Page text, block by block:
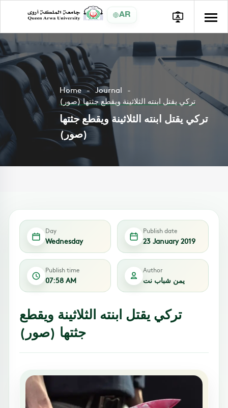
AR
Home
Journal
تركي يقتل ابنته الثلاثينة ويقطع جثتها (صور)
تركي يقتل ابنته الثلاثينة ويقطع جثتها
(صور)
Day
Wednesday
Publish date
23 January 2019
Publish time
07:58 AM
Author
يمن شباب نت
تركي يقتل ابنته الثلاثينة ويقطع
جثتها (صور)